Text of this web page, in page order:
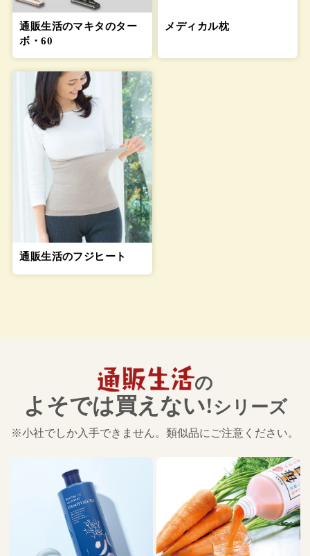
通販生活のマキタのター
ボ・60
メディカル枕
通販生活のフジヒート
の
よそでは買えない!シリーズ
※小社でしか入手できません。類似品にご注意ください。
搾り立てエゴ
税込 1,890－